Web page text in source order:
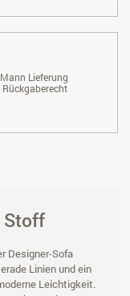
Lieferung
Stoff
Designer-Sofa
Linien und ein
Leichtigkeit.